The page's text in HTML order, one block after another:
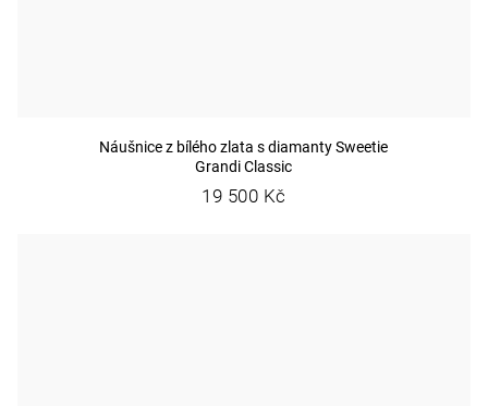
Náušnice z bílého zlata s diamanty Sweetie
Grandi Classic
19 500 Kč